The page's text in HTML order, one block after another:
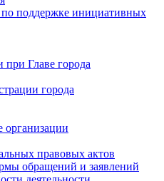
поддержке инициативных
Главе города
города
организации
правовых актов
обращений и заявлений